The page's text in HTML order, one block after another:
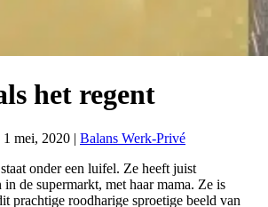
het regent
1 mei, 2020 | Balans Werk-Privé
onder een luifel. Ze heeft juist
in de supermarkt, met haar mama. Ze is
prachtige roodharige sproetige beeld van